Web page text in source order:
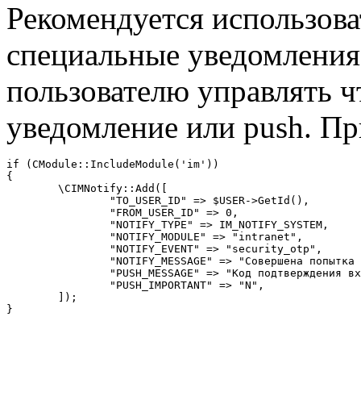
Рекомендуется
специальные
пользователю управлять
уведомление или push.
if (CModule::IncludeModule('im'))
{
}